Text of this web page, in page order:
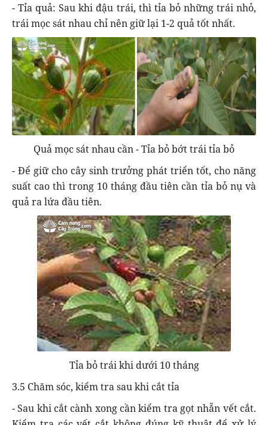
- Tỉa quả: Sau khi đậu trái, thì tỉa bỏ những trái nhỏ,
trái mọc sát nhau chỉ nên giữ lại 1-2 quả tốt nhất.
Quả mọc sát nhau cần - Tỉa bỏ bớt trái tỉa bỏ
- Để giữ cho cây sinh trưởng phát triển tốt, cho năng
suất cao thì trong 10 tháng đầu tiên cần tỉa bỏ nụ và
quả ra lứa đầu tiên.
Tỉa bỏ trái khi dưới 10 tháng
3.5 Chăm sóc, kiểm tra sau khi cắt tỉa
- Sau khi cắt cành xong cần kiểm tra gọt nhẵn vết cắt.